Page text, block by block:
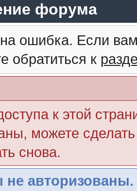
форума
ошибка. Если
обратиться к
к этой
можете
снова.
авторизованы.